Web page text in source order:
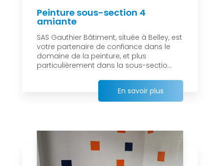
Peinture sous-section 4
amiante
SAS Gauthier Bâtiment, située à Belley, est
votre partenaire de confiance dans le
domaine de la peinture, et plus
particulièrement dans la sous-sectio...
En savoir plus